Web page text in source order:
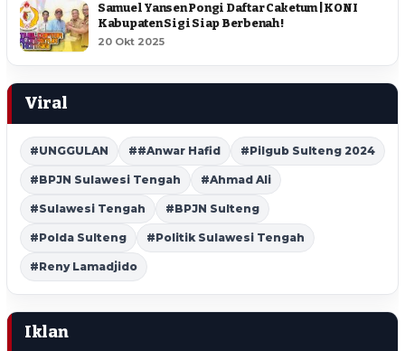
Samuel Yansen Pongi Daftar Caketum | KONI
Kabupaten Sigi Siap Berbenah !
20 Okt 2025
Viral
#UNGGULAN ##Anwar Hafid #Pilgub Sulteng 2024
#BPJN Sulawesi Tengah #Ahmad Ali
#Sulawesi Tengah #BPJN Sulteng
#Polda Sulteng #Politik Sulawesi Tengah
#Reny Lamadjido
Iklan